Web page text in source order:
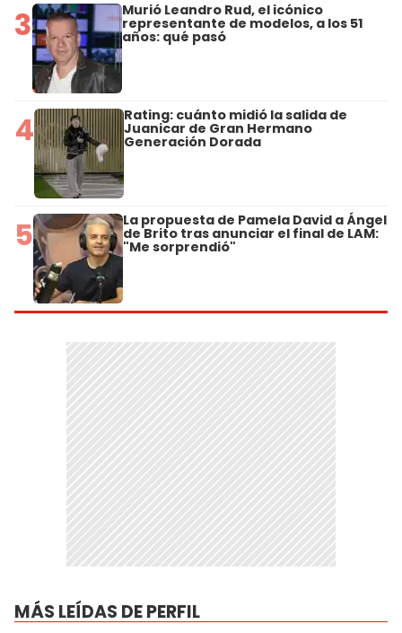
3 Murió Leandro Rud, el icónico
representante de modelos, a los 51
años: qué pasó
4 Rating: cuánto midió la salida de
Juanicar de Gran Hermano
Generación Dorada
5 La propuesta de Pamela David a Ángel
de Brito tras anunciar el final de LAM:
"Me sorprendió"
MÁS LEÍDAS DE PERFIL